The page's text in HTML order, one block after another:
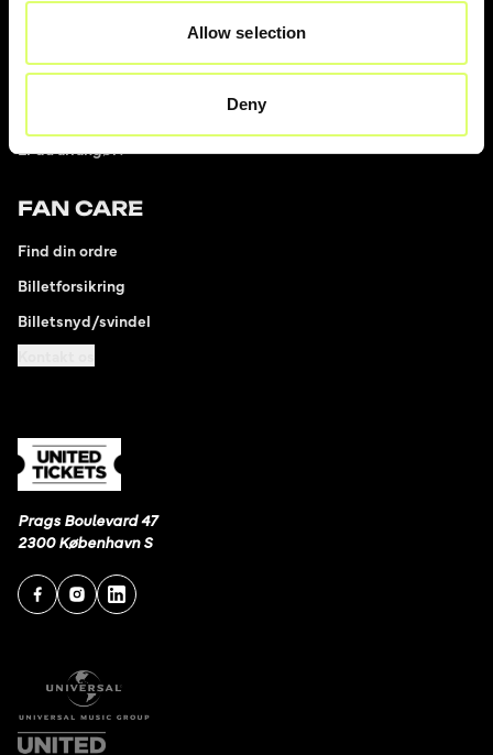
Allow selection
Deny
Prags Boulevard 47
2300 København S
Er du arrangør?
FAN CARE
Find din ordre
Billetforsikring
Billetsnyd/svindel